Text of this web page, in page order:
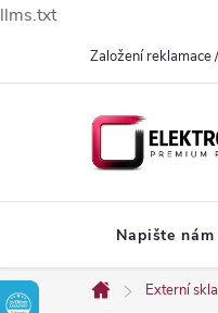
llms.txt
Založení reklamace
Napište nám
Domů
Externí